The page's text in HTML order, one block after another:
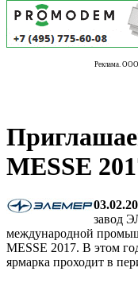
Реклама.
MESSE
завод
международной
MESSE 2017. В этом
ярмарка проходит в